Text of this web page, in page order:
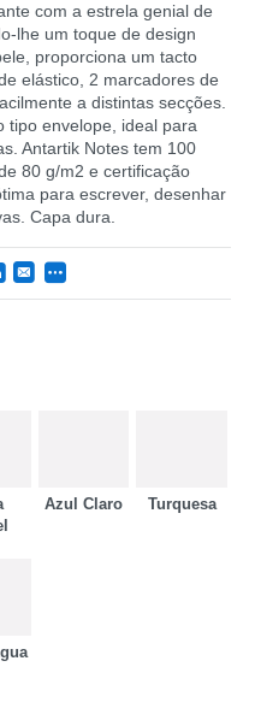
com a estrela genial de
lhe um toque de design
proporciona um tacto
elástico, 2 marcadores de
a distintas secções.
tipo envelope, ideal para
Antartik Notes tem 100
80 g/m2 e certificação
para escrever, desenhar
Capa dura.
Azul Claro Turquesa